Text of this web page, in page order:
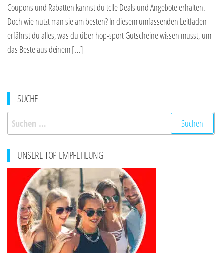
Coupons und Rabatten kannst du tolle Deals und Angebote erhalten.
Doch wie nutzt man sie am besten? In diesem umfassenden Leitfaden
erfährst du alles, was du über hop-sport Gutscheine wissen musst, um
das Beste aus deinem […]
SUCHE
Suchen
nach:
UNSERE TOP-EMPFEHLUNG